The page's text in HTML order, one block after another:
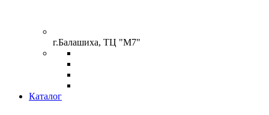
г.Балашиха, ТЦ "М7"
Каталог